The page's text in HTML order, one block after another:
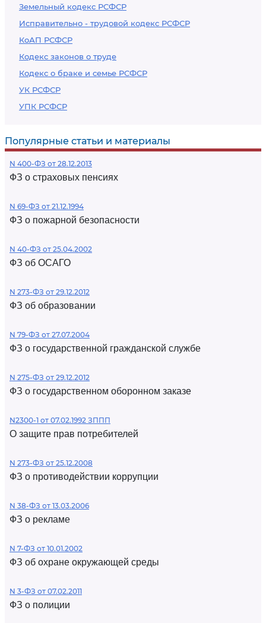
Земельный кодекс РСФСР
Исправительно - трудовой кодекс РСФСР
КоАП РСФСР
Кодекс законов о труде
Кодекс о браке и семье РСФСР
УК РСФСР
УПК РСФСР
Популярные статьи и материалы
N 400-ФЗ от 28.12.2013
ФЗ о страховых пенсиях
N 69-ФЗ от 21.12.1994
ФЗ о пожарной безопасности
N 40-ФЗ от 25.04.2002
ФЗ об ОСАГО
N 273-ФЗ от 29.12.2012
ФЗ об образовании
N 79-ФЗ от 27.07.2004
ФЗ о государственной гражданской службе
N 275-ФЗ от 29.12.2012
ФЗ о государственном оборонном заказе
N2300-1 от 07.02.1992 ЗППП
О защите прав потребителей
N 273-ФЗ от 25.12.2008
ФЗ о противодействии коррупции
N 38-ФЗ от 13.03.2006
ФЗ о рекламе
N 7-ФЗ от 10.01.2002
ФЗ об охране окружающей среды
N 3-ФЗ от 07.02.2011
ФЗ о полиции